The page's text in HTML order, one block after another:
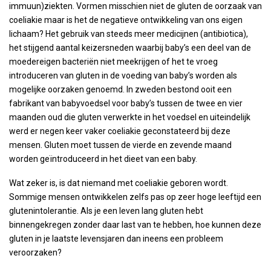
immuun)ziekten. Vormen misschien niet de gluten de oorzaak van
coeliakie maar is het de negatieve ontwikkeling van ons eigen
lichaam? Het gebruik van steeds meer medicijnen (antibiotica),
het stijgend aantal keizersneden waarbij baby’s een deel van de
moedereigen bacteriën niet meekrijgen of het te vroeg
introduceren van gluten in de voeding van baby’s worden als
mogelijke oorzaken genoemd. In zweden bestond ooit een
fabrikant van babyvoedsel voor baby’s tussen de twee en vier
maanden oud die gluten verwerkte in het voedsel en uiteindelijk
werd er negen keer vaker coeliakie geconstateerd bij deze
mensen. Gluten moet tussen de vierde en zevende maand
worden geïntroduceerd in het dieet van een baby.
Wat zeker is, is dat niemand met coeliakie geboren wordt.
Sommige mensen ontwikkelen zelfs pas op zeer hoge leeftijd een
glutenintolerantie. Als je een leven lang gluten hebt
binnengekregen zonder daar last van te hebben, hoe kunnen deze
gluten in je laatste levensjaren dan ineens een probleem
veroorzaken?